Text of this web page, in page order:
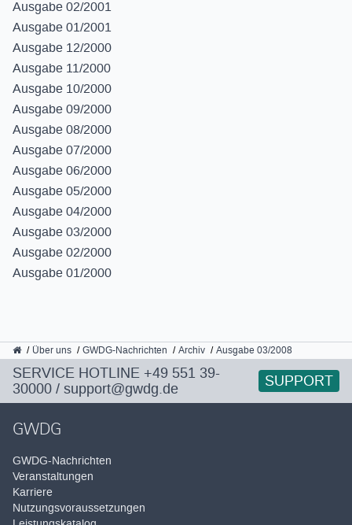
Ausgabe 02/2001
Ausgabe 01/2001
Ausgabe 12/2000
Ausgabe 11/2000
Ausgabe 10/2000
Ausgabe 09/2000
Ausgabe 08/2000
Ausgabe 07/2000
Ausgabe 06/2000
Ausgabe 05/2000
Ausgabe 04/2000
Ausgabe 03/2000
Ausgabe 02/2000
Ausgabe 01/2000
GWDG
Über uns GWDG-Nachrichten Archiv Ausgabe 03/2008
SERVICE HOTLINE +49 551 39-
30000 / support@gwdg.de SUPPORT
GWDG
GWDG-Nachrichten
Veranstaltungen
Karriere
Nutzungsvoraussetzungen